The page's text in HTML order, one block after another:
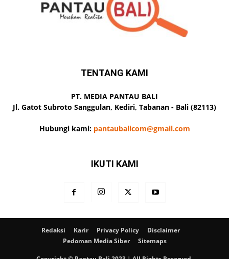
TENTANG KAMI
PT. MEDIA PANTAU BALI
Jl. Gatot Subroto Sanggulan, Kediri, Tabanan - Bali (82113)
Hubungi kami: pantaubalicom@gmail.com
IKUTI KAMI
Redaksi Karir Privacy Policy
Disclaimer
Pedoman Media Siber
Sitemaps